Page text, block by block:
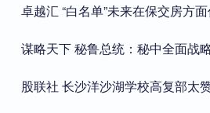
卓越汇 “白名单”未来在保交房方
谋略天下 秘鲁总统：秘中全面战
股联社 长沙洋沙湖学校高复部太